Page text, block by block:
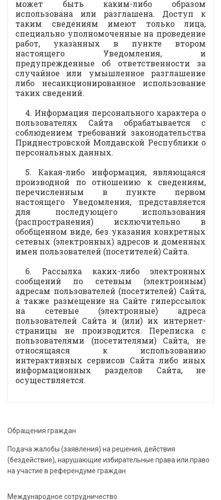
может быть каким-либо образом
использована или разглашена. Доступ к
таким сведениям имеют только лица,
специально уполномоченные на проведение
работ, указанных в пункте втором
настоящего Уведомления, и
предупрежденные об ответственности за
случайное или умышленное разглашение
либо несанкционированное использование
таких сведений.
4. Информация персонального характера о
пользователях Сайта обрабатывается с
соблюдением требований законодательства
Приднестровской Молдавской Республики о
персональных данных.
5. Какая-либо информация, являющаяся
производной по отношению к сведениям,
перечисленным в пункте первом
настоящего Уведомления, представляется
для последующего использования
(распространения) исключительно в
обобщенном виде, без указания конкретных
сетевых (электронных) адресов и доменных
имен пользователей (посетителей) Сайта.
6. Рассылка каких-либо электронных
сообщений по сетевым (электронным)
адресам пользователей (посетителей) Сайта,
а также размещение на Сайте гиперссылок
на сетевые (электронные) адреса
пользователей Сайта и (или) их интернет-
страницы не производится. Переписка с
пользователями (посетителями) Сайта, не
относящаяся к использованию
интерактивных сервисов Сайта либо иных
информационных разделов Сайта, не
осуществляется.
Обращения граждан
Подача жалобы (заявления) на решения, действия
(бездействие), нарушающие избирательные права или право
на участие в референдуме граждан
Международное сотрудничество